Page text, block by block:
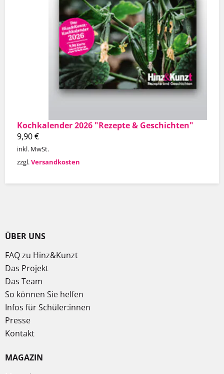
Kochkalender 2026 "Rezepte & Geschichten"
9,90€
inkl. MwSt.
zzgl.Versandkosten
ÜBER UNS
FAQ zu Hinz&Kunzt
Das Projekt
Das Team
So können Sie helfen
Infos für Schüler:innen
Presse
Kontakt
MAGAZIN